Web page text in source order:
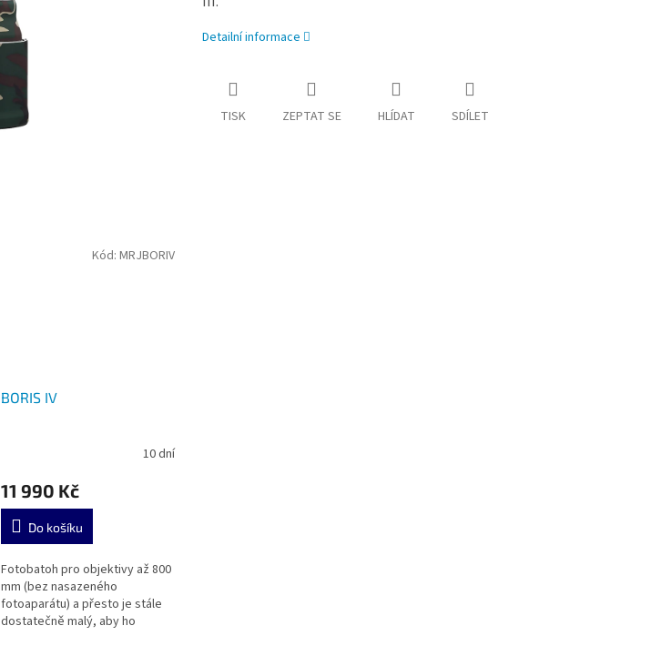
Detailní informace
TISK ZEPTAT SE HLÍDAT SDÍLET
BORIS IV
10 dní
11 990 Kč
Do košíku
Fotobatoh pro objektivy až 800
mm (bez nasazeného
fotoaparátu) a přesto je stále
dostatečně malý, aby ho
Kód: MRJBORIV